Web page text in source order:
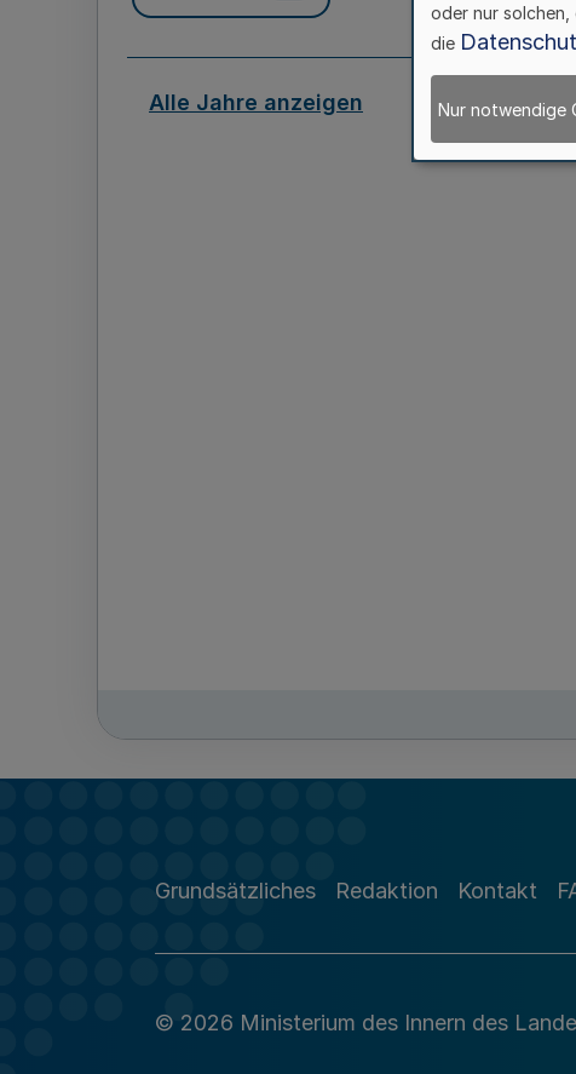
Alle Jahre anzeigen
Grundsätzliches Redaktion Kontakt
© 2026 Ministerium des Innern des
oder nur
die
Nur notwendige